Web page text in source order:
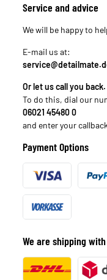
Service and advice
We will be happy to
E-mail us at:
Or let us call you back.
To do this, dial our
06021 45480 0
and enter your
Payment Options
We are shipping with